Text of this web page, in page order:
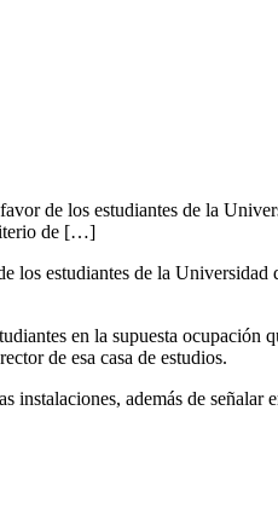
de los estudiantes de la
de […]
los estudiantes de la
en la supuesta ocupación
de esa casa de estudios.
además de señalar